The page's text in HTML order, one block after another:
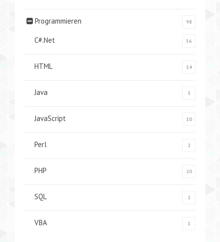
Programmieren 98
C#.Net 56
HTML 14
Java 3
JavaScript 10
Perl 2
PHP 20
SQL 2
VBA 1